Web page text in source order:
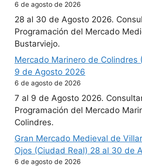
6 de agosto de 2026
28 al 30 de Agosto 2026.
Programación del Mercado
Bustarviejo.
Mercado Marinero de Colindres
9 de Agosto 2026
6 de agosto de 2026
7 al 9 de Agosto 2026.
Programación del Mercado
Colindres.
Gran Mercado Medieval de
Ojos (Ciudad Real) 28 al 30 de
6 de agosto de 2026